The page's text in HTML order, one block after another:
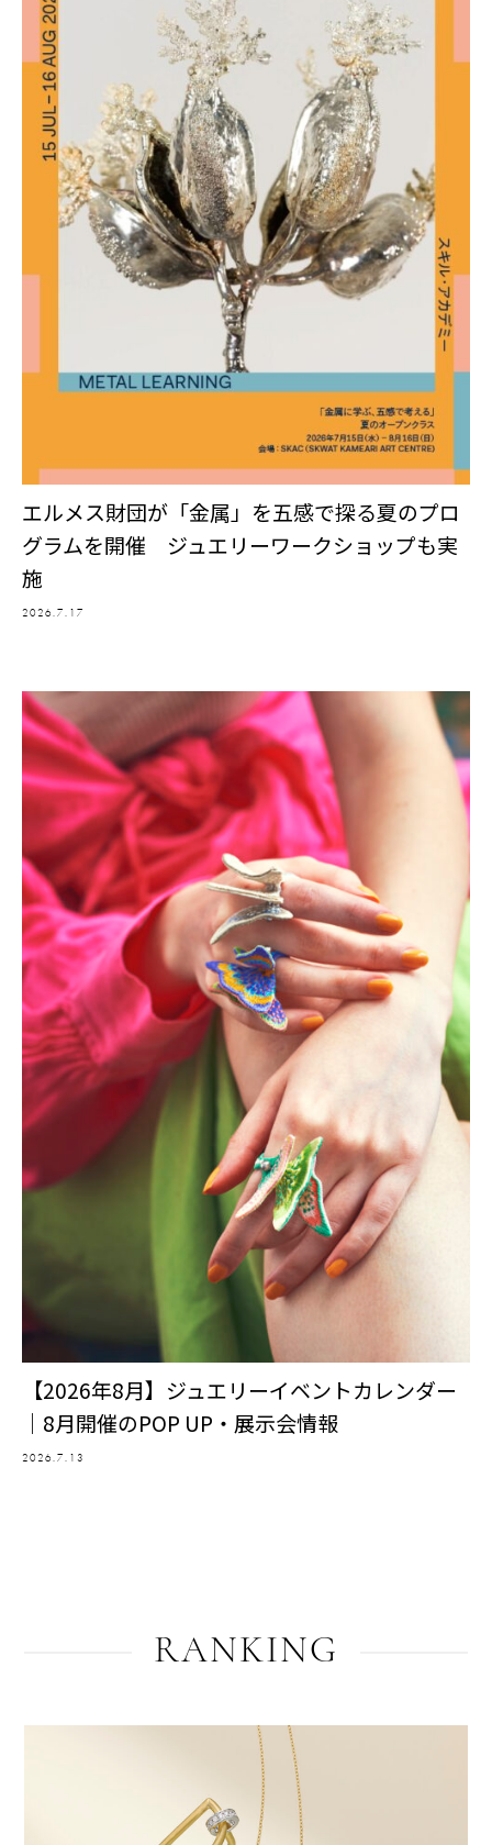
エルメス財団が「金属」を五感で探る夏のプロ
グラムを開催 ジュエリーワークショップも実
施
2026.7.17
【2026年8月】ジュエリーイベントカレンダー
｜8月開催のPOP UP・展示会情報
2026.7.13
RANKING